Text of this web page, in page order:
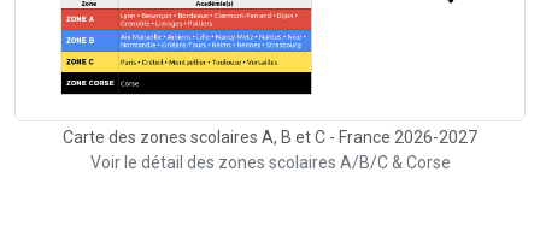
Carte des zones scolaires A, B et C - France 2026-2027
Voir le détail des zones scolaires A/B/C & Corse